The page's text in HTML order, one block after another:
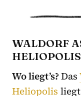
WALDORF
Wo liegt’s?Das
Heliopolis